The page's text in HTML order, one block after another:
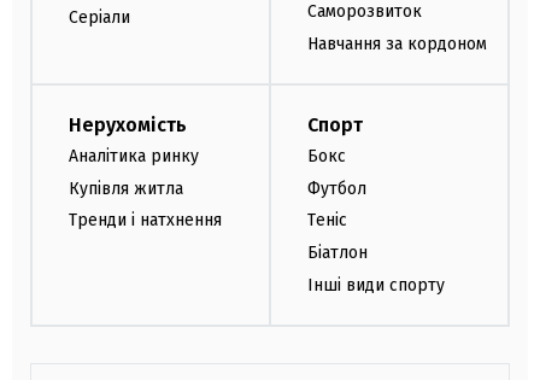
Серіали
Саморозвиток
Навчання за кордоном
Нерухомість
Аналітика ринку
Купівля житла
Тренди і натхнення
Спорт
Бокс
Футбол
Теніс
Біатлон
Інші види спорту